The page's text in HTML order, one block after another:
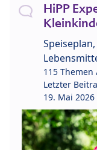
HiPP
115
Letzter
19. Mai 2026